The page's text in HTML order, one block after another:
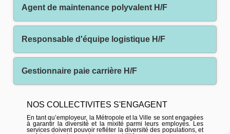
Agent de maintenance polyvalent H/F
Responsable d'équipe logistique H/F
Gestionnaire paie carrière H/F
NOS COLLECTIVITES S'ENGAGENT
En tant qu’employeur, la Métropole et la Ville se sont engagées
à garantir la diversité et la mixité parmi leurs employés. Les
services doivent pouvoir refléter la diversité des populations, et